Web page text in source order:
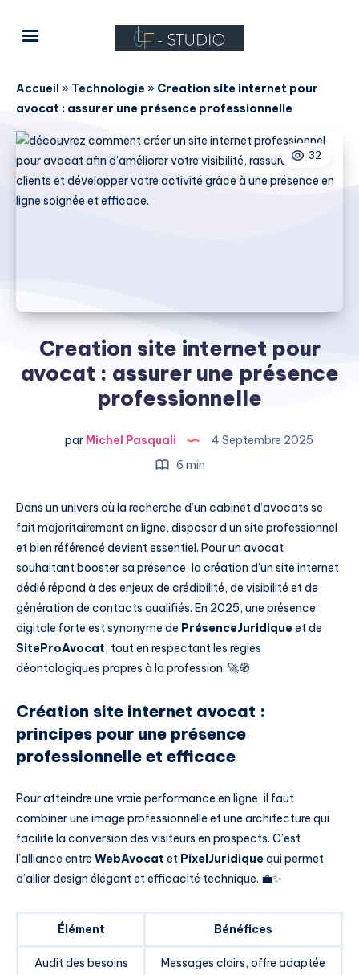
Accueil » Technologie » Creation site internet pour
avocat : assurer une présence professionnelle
32
Creation site internet pour
avocat : assurer une présence
professionnelle
parMichel Pasquali
4 Septembre 2025
6 min
Dans un univers où la recherche d’un cabinet d’avocats se
fait majoritairement en ligne, disposer d’un site professionnel
et bien référencé devient essentiel. Pour un avocat
souhaitant booster sa présence, la création d’un site internet
dédié répond à des enjeux de crédibilité, de visibilité et de
génération de contacts qualifiés. En 2025, une présence
digitale forte est synonyme de PrésenceJuridiqueet de
SiteProAvocat, tout en respectant les règles
déontologiques propres à la profession. 🚀🧭
Création site internet avocat :
principes pour une présence
professionnelle et efficace
Pour atteindre une vraie performance en ligne, il faut
combiner une image professionnelle et une architecture qui
facilite la conversion des visiteurs en prospects. C’est
l’alliance entre WebAvocat et PixelJuridiquequi permet
d’allier design élégant et efficacité technique. 💼✨
Élément Bénéfices
Audit des besoins
Messages clairs, offre adaptée